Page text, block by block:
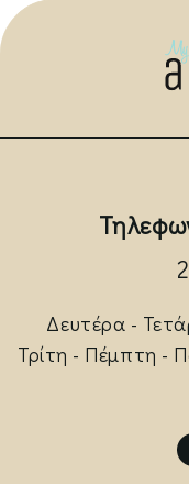
Δευτέρα -
Τρίτη - Πέμπτη -